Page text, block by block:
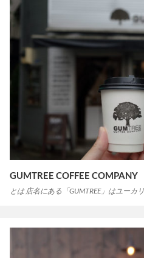
GUMTREE COFFEE COMPANY
とは 店名にある「GUMTREE」はユーカ